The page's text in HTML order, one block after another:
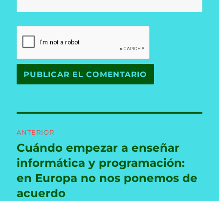
de
entradas
ANTERIOR
Entrada
anterior:
Cuándo empezar a enseñar
informática y programación:
en Europa no nos ponemos de
acuerdo